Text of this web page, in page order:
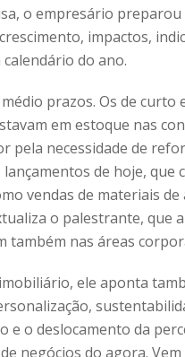
o empresário
impactos,
do ano.
prazos. Os de
em estoque nas
pela necessidade de
de hoje, que
vendas de materiais
o palestrante, que
também nas áreas
ele aponta
e o deslocamento da
negócios do agora. Vem